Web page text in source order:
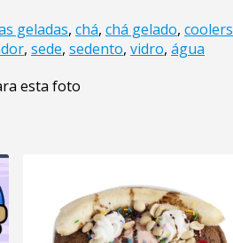
geladas, chá, chá gelado, coolers
, sede, sedento, vidro, água
esta foto